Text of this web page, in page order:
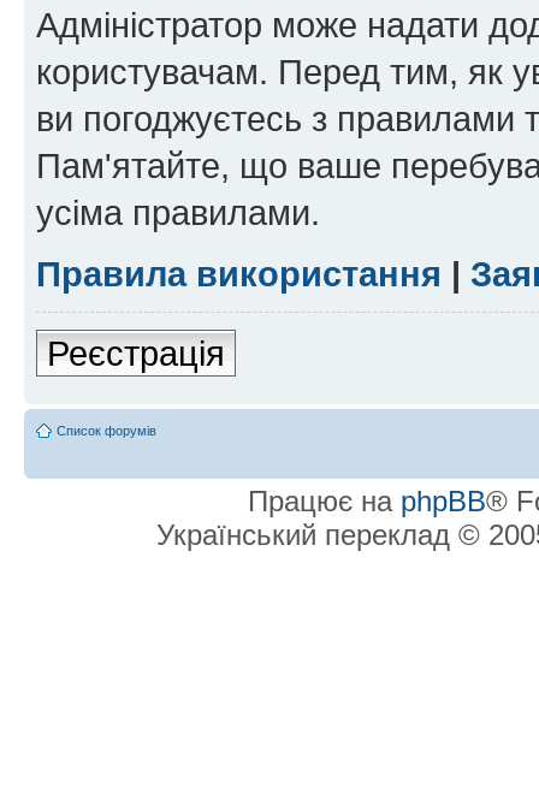
Адміністратор може надати
користувачам. Перед тим, як
ви погоджуєтесь з правилами
Пам'ятайте, що ваше
усіма правилами.
Правила використання |
Реєстрація
Список форумів
Працює на phpBB®
Український переклад ©